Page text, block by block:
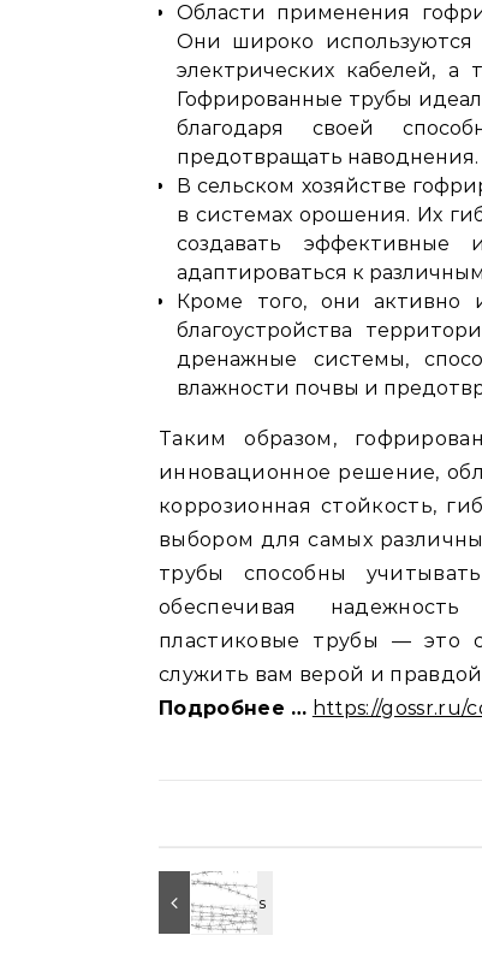
Области применения
Они широко используются
электрических кабелей, а
Гофрированные трубы
благодаря своей
предотвращать наводнения.
В сельском хозяйстве
в системах орошения. Их
создавать
адаптироваться к
Кроме того, они активно
благоустройства
дренажные системы,
влажности почвы и
Таким образом,
инновационное решение,
коррозионная стойкость,
выбором для самых
трубы способны
обеспечивая
пластиковые трубы — это
служить вам верой и
Подробнее … https://gossr.ru/